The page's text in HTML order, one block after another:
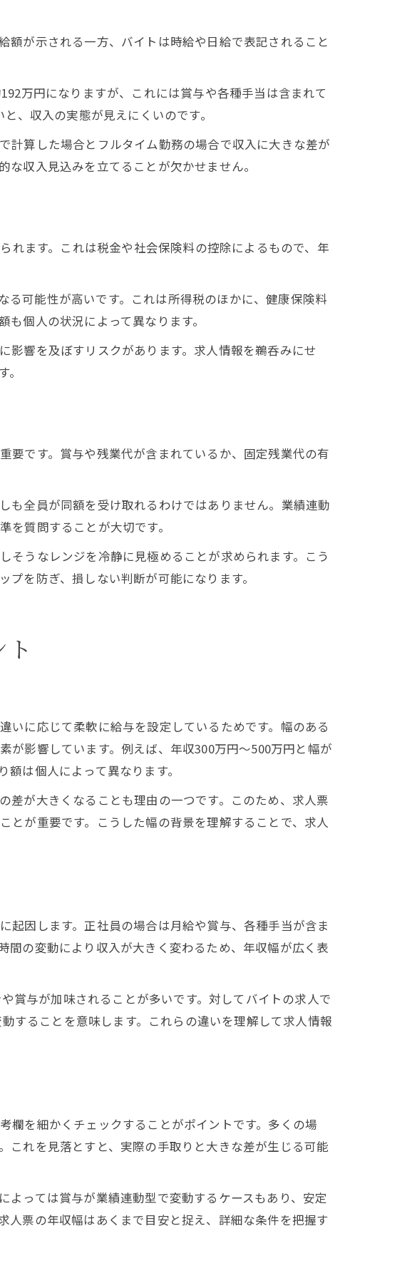
術
ない理由
解説
抜く方法
を比較する
握する方法
を知るコツ
係性
見極める
が示される一方、バイトは時給や日給で表記されること
万円になりますが、これには賞与や各種手当は含まれて
、収入の実態が見えにくいのです。
計算した場合とフルタイム勤務の場合で収入に大きな差が
収入見込みを立てることが欠かせません。
れます。これは税金や社会保険料の控除によるもので、年
可能性が高いです。これは所得税のほかに、健康保険料
個人の状況によって異なります。
影響を及ぼすリスクがあります。求人情報を鵜呑みにせ
要です。賞与や残業代が含まれているか、固定残業代の有
も全員が同額を受け取れるわけではありません。業績連動
質問することが大切です。
うなレンジを冷静に見極めることが求められます。こう
を防ぎ、損しない判断が可能になります。
に応じて柔軟に給与を設定しているためです。幅のある
影響しています。例えば、年収300万円〜500万円と幅が
は個人によって異なります。
差が大きくなることも理由の一つです。このため、求人票
が重要です。こうした幅の背景を理解することで、求人
因します。正社員の場合は月給や賞与、各種手当が含ま
の変動により収入が大きく変わるため、年収幅が広く表
賞与が加味されることが多いです。対してバイトの求人で
することを意味します。これらの違いを理解して求人情報
欄を細かくチェックすることがポイントです。多くの場
これを見落とすと、実際の手取りと大きな差が生じる可能
っては賞与が業績連動型で変動するケースもあり、安定
人票の年収幅はあくまで目安と捉え、詳細な条件を把握す